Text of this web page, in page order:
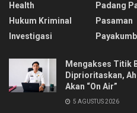
Health
Hukum Kriminal
Investigasi
Padang
Pasaman
Mengakses Titik
Diprioritaskan,
Akan “On Air”
5 AGUSTUS 2026